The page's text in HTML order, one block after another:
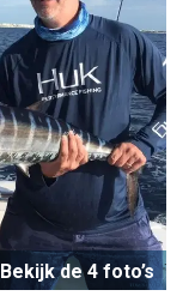
Bekijk de 4 foto’s